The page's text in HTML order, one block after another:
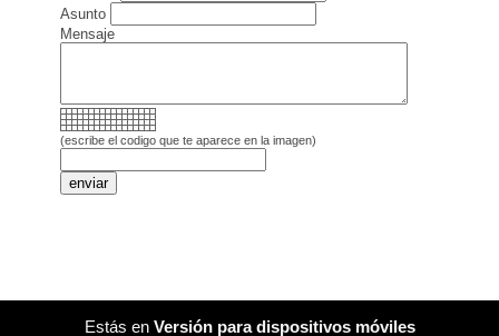
Asunto
Mensaje
(escribe el codigo que te aparece en la imagen)
Estás en Versión para dispositivos móviles